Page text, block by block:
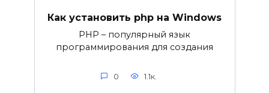
Как установить php на Windows
PHP – популярный язык
программирования для создания
0 1.1к.